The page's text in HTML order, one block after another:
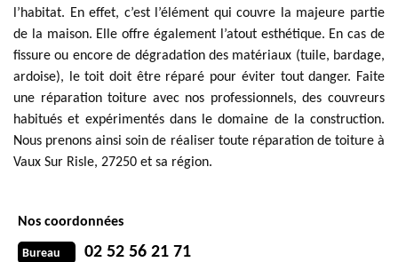
l’habitat. En effet, c’est l’élément qui couvre la majeure partie
de la maison. Elle offre également l’atout esthétique. En cas de
fissure ou encore de dégradation des matériaux (tuile, bardage,
ardoise), le toit doit être réparé pour éviter tout danger. Faite
une réparation toiture avec nos professionnels, des couvreurs
habitués et expérimentés dans le domaine de la construction.
Nous prenons ainsi soin de réaliser toute réparation de toiture à
Vaux Sur Risle, 27250 et sa région.
Nos coordonnées
Bureau 02 52 56 21 71